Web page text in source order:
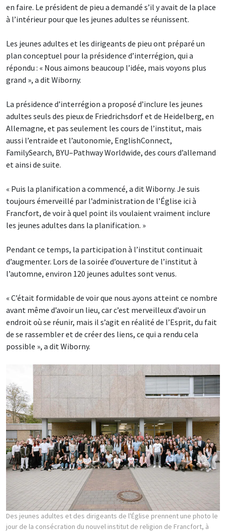
en faire. Le président de pieu a demandé s’il y avait de la place
à l’intérieur pour que les jeunes adultes se réunissent.
Les jeunes adultes et les dirigeants de pieu ont préparé un
plan conceptuel pour la présidence d’interrégion, qui a
répondu : « Nous aimons beaucoup l’idée, mais voyons plus
grand », a dit Wiborny.
La présidence d’interrégion a proposé d’inclure les jeunes
adultes seuls des pieux de Friedrichsdorf et de Heidelberg, en
Allemagne, et pas seulement les cours de l’institut, mais
aussi l’entraide et l’autonomie, EnglishConnect,
FamilySearch, BYU–Pathway Worldwide, des cours d’allemand
et ainsi de suite.
« Puis la planification a commencé, a dit Wiborny. Je suis
toujours émerveillé par l’administration de l’Église ici à
Francfort, de voir à quel point ils voulaient vraiment inclure
les jeunes adultes dans la planification. »
Pendant ce temps, la participation à l’institut continuait
d’augmenter. Lors de la soirée d’ouverture de l’institut à
l’automne, environ 120 jeunes adultes sont venus.
« C’était formidable de voir que nous ayons atteint ce nombre
avant même d’avoir un lieu, car c’est merveilleux d’avoir un
endroit où se réunir, mais il s’agit en réalité de l’Esprit, du fait
de se rassembler et de créer des liens, ce qui a rendu cela
possible », a dit Wiborny.
Des jeunes adultes et des dirigeants de l'Église prennent une photo le
jour de la consécration du nouvel institut de religion de Francfort, à